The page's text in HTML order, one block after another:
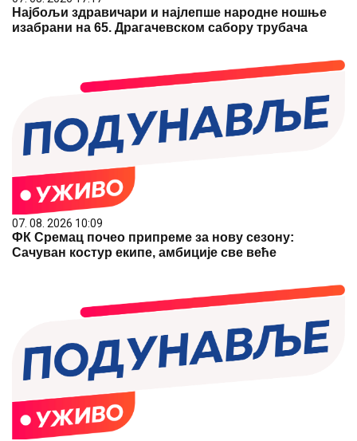
Најбољи здравичари и најлепше народне ношње
изабрани на 65. Драгачевском сабору трубача
07. 08. 2026 10:09
ФК Сремац почео припреме за нову сезону:
Сачуван костур екипе, амбиције све веће